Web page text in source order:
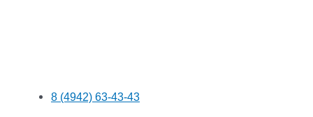
8 (4942) 63-43-43